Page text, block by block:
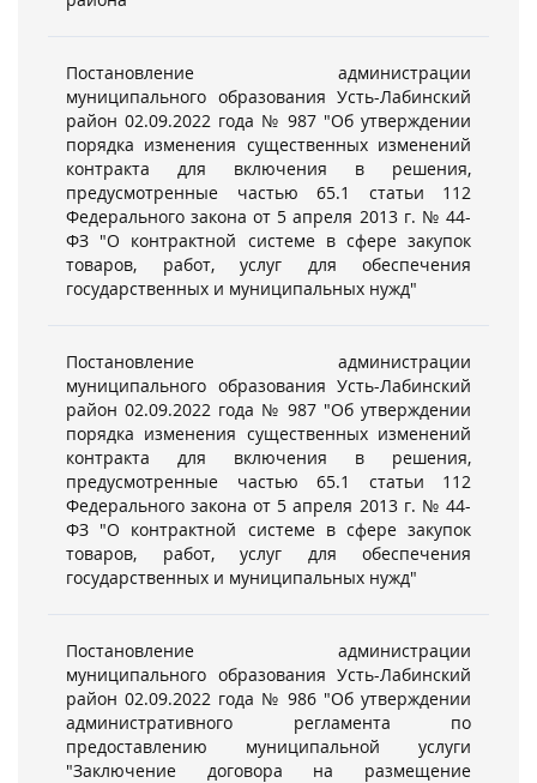
Постановление администрации
муниципального образования Усть-Лабинский
район 02.09.2022 года № 987 "Об утверждении
порядка изменения существенных изменений
контракта для включения в решения,
предусмотренные частью 65.1 статьи 112
Федерального закона от 5 апреля 2013 г. № 44-
ФЗ "О контрактной системе в сфере закупок
товаров, работ, услуг для обеспечения
государственных и муниципальных нужд"
Постановление администрации
муниципального образования Усть-Лабинский
район 02.09.2022 года № 987 "Об утверждении
порядка изменения существенных изменений
контракта для включения в решения,
предусмотренные частью 65.1 статьи 112
Федерального закона от 5 апреля 2013 г. № 44-
ФЗ "О контрактной системе в сфере закупок
товаров, работ, услуг для обеспечения
государственных и муниципальных нужд"
Постановление администрации
муниципального образования Усть-Лабинский
район 02.09.2022 года № 986 "Об утверждении
административного регламента по
предоставлению муниципальной услуги
"Заключение договора на размещение